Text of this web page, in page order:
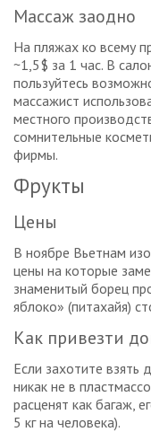
Массаж заодно
На пляжах ко всему
~1,5$ за 1 час. В
пользуйтесь
массажист
местного
сомнительные
фирмы.
Фрукты
Цены
В ноябре Вьетнам
цены на которые
знаменитый борец
яблоко» (питахайя)
Как привезти
Если захотите взять
никак не в
расценят как багаж,
5 кг на человека).